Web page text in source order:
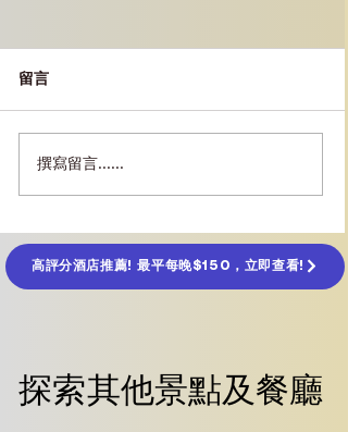
［台北必玩景點］｜
VIVELAND VR 虛擬實境
留言
撰寫留言......
高評分酒店推薦! 最平每晚$150，立即查看!
探索其他景點及餐廳
探索其他景點及餐廳